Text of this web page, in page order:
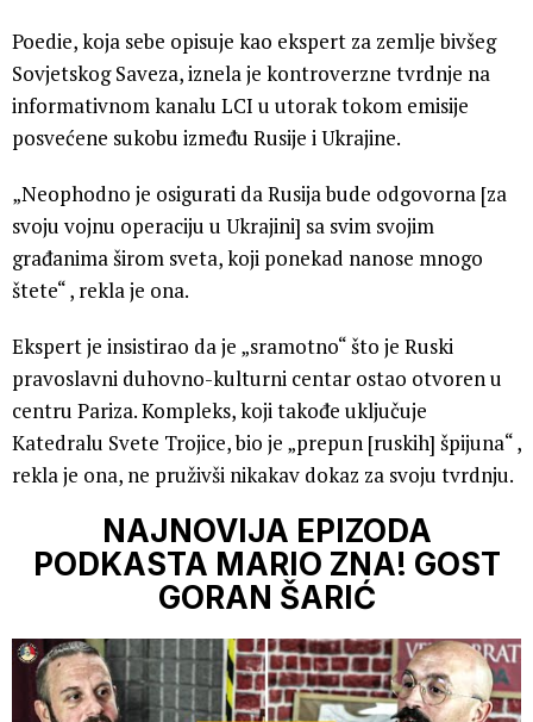
Poedie, koja sebe opisuje kao ekspert za zemlje bivšeg
Sovjetskog Saveza, iznela je kontroverzne tvrdnje na
informativnom kanalu LCI u utorak tokom emisije
posvećene sukobu između Rusije i Ukrajine.
„Neophodno je osigurati da Rusija bude odgovorna [za
svoju vojnu operaciju u Ukrajini] sa svim svojim
građanima širom sveta, koji ponekad nanose mnogo
štete“ , rekla je ona.
Ekspert je insistirao da je „sramotno“ što je Ruski
pravoslavni duhovno-kulturni centar ostao otvoren u
centru Pariza. Kompleks, koji takođe uključuje
Katedralu Svete Trojice, bio je „prepun [ruskih] špijuna“ ,
rekla je ona, ne pruživši nikakav dokaz za svoju tvrdnju.
NAJNOVIJA EPIZODA
PODKASTA MARIO ZNA! GOST
GORAN ŠARIĆ